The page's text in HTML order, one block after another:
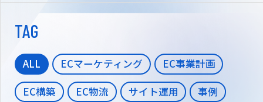
TAG
ALL ECマーケティング
EC事業計画
EC構築
EC物流 サイト運用
事例